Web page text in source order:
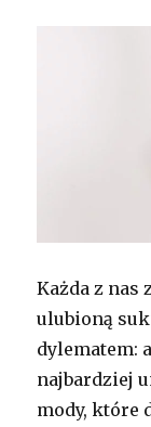
Każda z nas
ulubioną
dylematem:
najbardziej
mody, które